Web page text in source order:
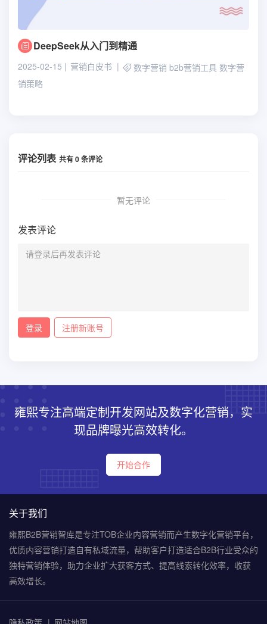
DeepSeek从入门到精通
2025-02-15 营销白皮书 数字营销 b2b营销工具 数字营
销策略
评论列表 共有0条评论
暂无评论
发表评论
登录 注册新账号
雍熙专注高端定制开发网站及数字化营销，实
现品牌曝光高效转化。
开始合作
关于我们
雍熙B2B营销智库是专注TOB企业内容营销而产生数字化营销平台，
优质内容营销打造自有私域流量，帮助客户打造适合B2B行业受众的
独特营销体验，助力企业扩大获客方式、提高线索转化效率，收获
高效增长。